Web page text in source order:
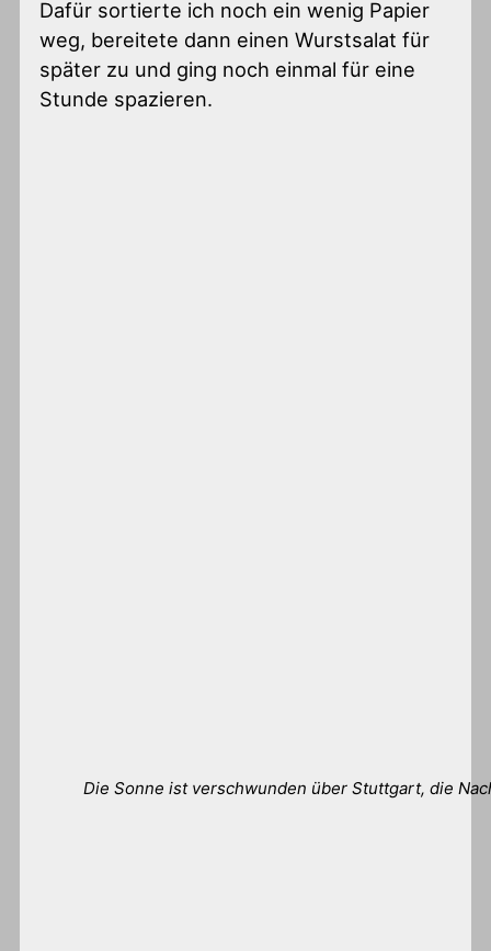
Dafür sortierte ich noch ein wenig Papier
weg, bereitete dann einen Wurstsalat für
später zu und ging noch einmal für eine
Stunde spazieren.
Die Sonne ist verschwunden über Stuttgart, die